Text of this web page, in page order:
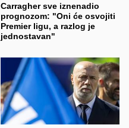
Carragher sve iznenadio
prognozom: "Oni će osvojiti
Premier ligu, a razlog je
jednostavan"